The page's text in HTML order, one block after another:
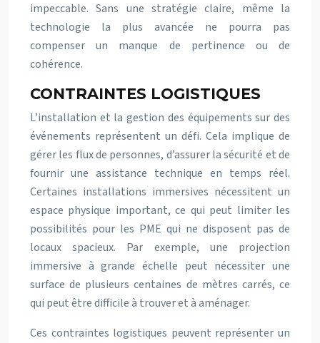
impeccable. Sans une stratégie claire, même la
technologie la plus avancée ne pourra pas
compenser un manque de pertinence ou de
cohérence.
CONTRAINTES LOGISTIQUES
L’installation et la gestion des équipements sur des
événements représentent un défi. Cela implique de
gérer les flux de personnes, d’assurer la sécurité et de
fournir une assistance technique en temps réel.
Certaines installations immersives nécessitent un
espace physique important, ce qui peut limiter les
possibilités pour les PME qui ne disposent pas de
locaux spacieux. Par exemple, une projection
immersive à grande échelle peut nécessiter une
surface de plusieurs centaines de mètres carrés, ce
qui peut être difficile à trouver et à aménager.
Ces contraintes logistiques peuvent représenter un